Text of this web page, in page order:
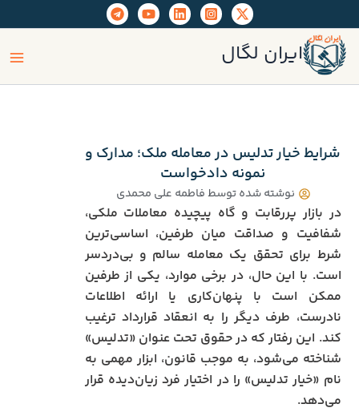
به
محتوا
ایران لگال
شرایط خیار تدلیس در معامله ملک؛ مدارک و
نمونه دادخواست
نوشته شده توسطفاطمه علی محمدی
در بازار پر‌رقابت و گاه پیچیده معاملات ملکی،
شفافیت و صداقت میان طرفین، اساسی‌ترین
شرط برای تحقق یک معامله سالم و بی‌دردسر
است. با این حال، در برخی موارد، یکی از طرفین
ممکن است با پنهان‌کاری یا ارائه اطلاعات
نادرست، طرف دیگر را به انعقاد قرارداد ترغیب
کند. این رفتار که در حقوق تحت عنوان «تدلیس»
شناخته می‌شود، به موجب قانون، ابزار مهمی به
نام «خیار تدلیس» را در اختیار فرد زیان‌دیده قرار
می‌دهد.